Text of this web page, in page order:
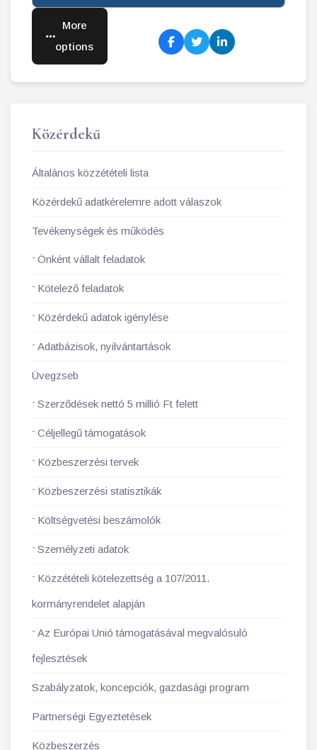
More
options
Közérdekű
Általános közzétételi lista
Közérdekű adatkérelemre adott válaszok
Tevékenységek és működés
Önként vállalt feladatok
Kötelező feladatok
Közérdekű adatok igénylése
Adatbázisok, nyilvántartások
Üvegzseb
Szerződések nettó 5 millió Ft felett
Céljellegű támogatások
Közbeszerzési tervek
Közbeszerzési statisztikák
Költségvetési beszámolók
Személyzeti adatok
Közzétételi kötelezettség a 107/2011.
kormányrendelet alapján
Az Európai Unió támogatásával megvalósuló
fejlesztések
Szabályzatok, koncepciók, gazdasági program
Partnerségi Egyeztetések
Közbeszerzés